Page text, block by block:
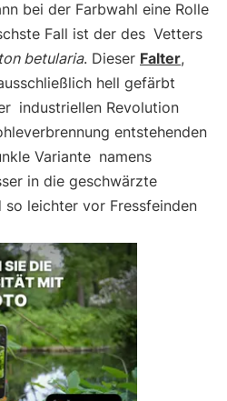
bei der Farbwahl eine Rolle
Fall ist der des Vetters
betularia. Dieser Falter,
hell gefärbt
industriellen Revolution
entstehenden
Variante namens
in die geschwärzte
so leichter vor Fressfeinden